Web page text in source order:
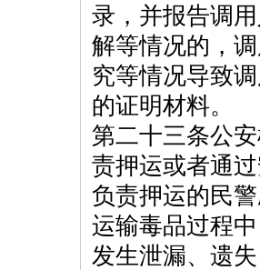
录，并报告调
解等情况的，
究等情况导致
的证明材料。
第二十三条公
责押运或者通
负责押运的民
运输毒品过程
发生泄漏、遗